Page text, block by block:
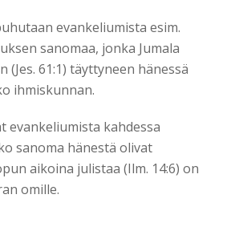
evankeliumista esim.
sanomaa, jonka Jumala
61:1) täyttyneen hänessä
ihmiskunnan.
evankeliumista kahdessa
sanoma hänestä olivat
aikoina julistaa (Ilm. 14:6) on
omille.